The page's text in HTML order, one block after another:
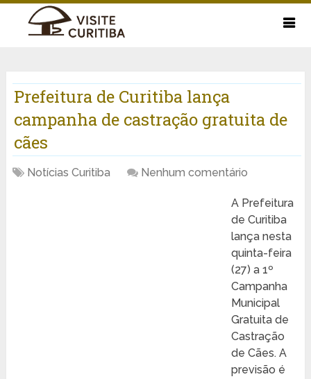
Prefeitura de Curitiba lança
campanha de castração gratuita de
cães
Notícias Curitiba Nenhum comentário
A Prefeitura
de Curitiba
lança nesta
quinta-feira
(27) a 1º
Campanha
Municipal
Gratuita de
Castração
de Cães. A
previsão é